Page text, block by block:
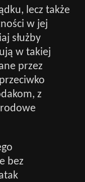
lecz także
w jej
służby
w takiej
przez
z
bez